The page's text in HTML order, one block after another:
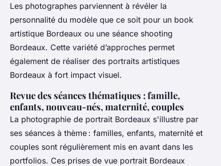
Les photographes parviennent à révéler la
personnalité du modèle que ce soit pour un book
artistique Bordeaux ou une séance shooting
Bordeaux. Cette variété d’approches permet
également de réaliser des portraits artistiques
Bordeaux à fort impact visuel.
Revue des séances thématiques : famille,
enfants, nouveau-nés, maternité, couples
La photographie de portrait Bordeaux s'illustre par
ses séances à thème : familles, enfants, maternité et
couples sont régulièrement mis en avant dans les
portfolios. Ces prises de vue portrait Bordeaux